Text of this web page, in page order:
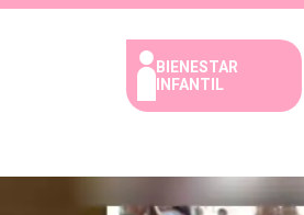
BIENESTAR
INFANTIL